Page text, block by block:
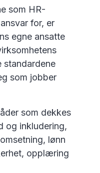
som HR-
for, er
egne ansatte
standardene
som jobber
som dekkes
og inkludering,
lønn
opplæring